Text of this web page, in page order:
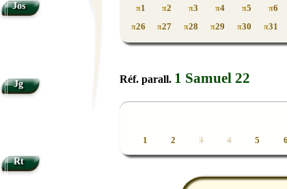
π1 π2 π3 π4 π5 π6
π26 π27 π28 π29 π30 π31
Réf. parall. 1 Samuel 22
1 2 3 4 5 6
Jos
Jg
Rt